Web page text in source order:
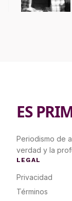
ES
Periodismo de
verdad y la
LEGAL
Privacidad
Términos